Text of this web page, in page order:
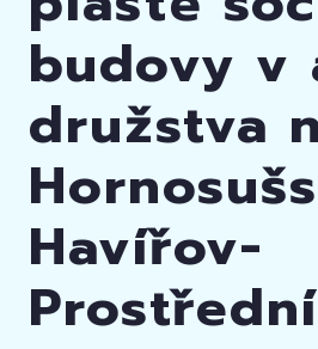
budovy v
družstva
Havířov-